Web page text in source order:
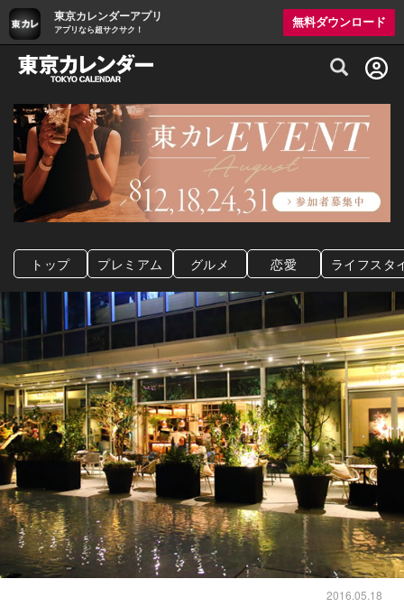
東京カレンダーアプリ
アプリなら超サクサク！
無料ダウンロード
グルメ情報・プレミアムレストラン予約
トップ プレミアム グルメ 恋愛 ライフスタ
2016.05.18